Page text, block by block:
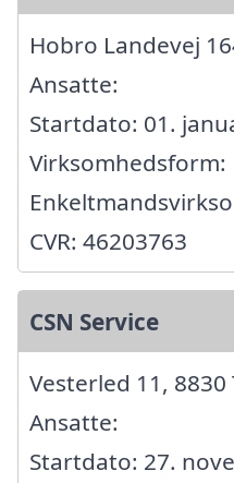
Hobro Landevej
Ansatte:
Startdato: 01.
Virksomhedsform:
CVR: 46203763
CSN Service
Vesterled 11, 8830
Ansatte:
Startdato: 27.